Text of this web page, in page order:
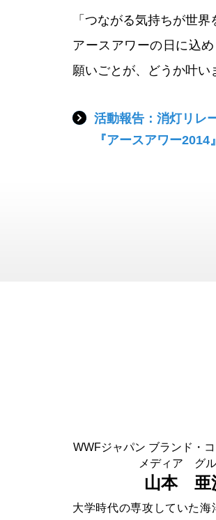
「つながる気持ちが世界
アースアワーの日に込
願いごとが、どうか叶い
活動報告：消灯リレ
『アースアワー
WWFジャパン ブランド・
メディア グ
山本 亜
大学時代の専攻していた海